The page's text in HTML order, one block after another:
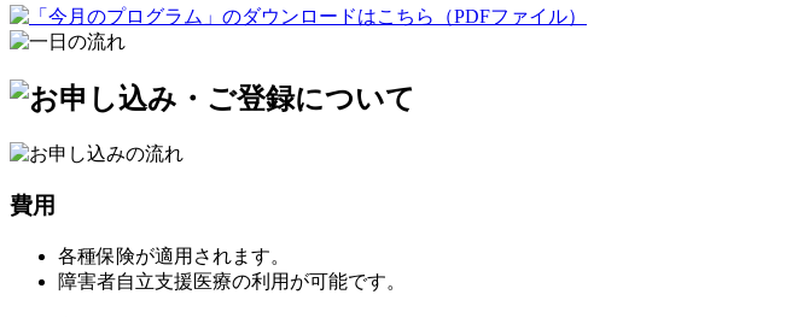
費用
各種保険が適用されます。
障害者自立支援医療の利用が可能です。